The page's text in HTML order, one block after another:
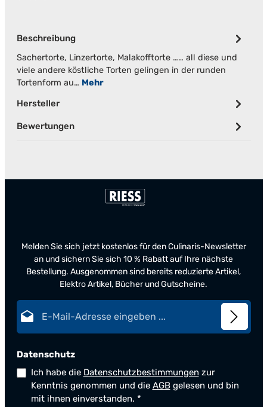
Beschreibung
Sachertorte, Linzertorte, Malakofftorte …… all diese und
viele andere köstliche Torten gelingen in der runden
Tortenform au… Mehr
Hersteller
Bewertungen
Melden Sie sich jetzt kostenlos für den Culinaris-Newsletter
an und sichern Sie sich 10 % Rabatt auf Ihre nächste
Bestellung. Ausgenommen sind bereits reduzierte Artikel,
Elektro Artikel, Bücher und Gutscheine.
Datenschutz
Ich habe die Datenschutzbestimmungen zur
Kenntnis genommen und die AGBgelesen und bin
mit ihnen einverstanden. *